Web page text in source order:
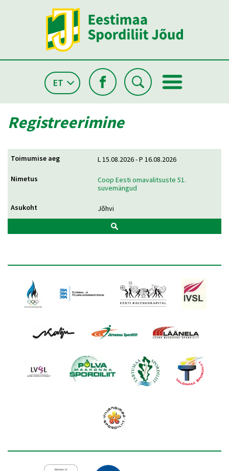
ET
Registreerimine
L 15.08.2026 - P 16.08.2026
Coop Eesti omavalitsuste 51.
suvemängud
Jõhvi